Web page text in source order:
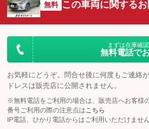
無料 この車両に関する
まずは在庫確
無料電話で
お気軽にどうぞ。問合せ後に何度もご連絡
ドレスは販売店に公開されません。
※無料電話をご利用の場合は、販売店へお客様
番号ご利用の際の注意点は こちら
IP電話、ひかり電話からはご利用いただけません